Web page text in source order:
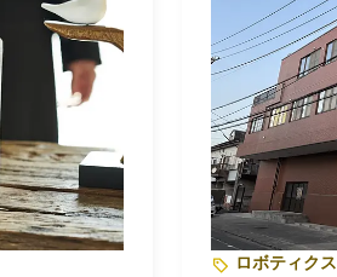
ロボティクス